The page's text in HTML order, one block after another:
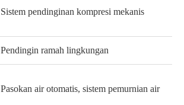
Sistem pendinginan kompresi mekanis
Pendingin ramah lingkungan
Pasokan air otomatis, sistem pemurnian air